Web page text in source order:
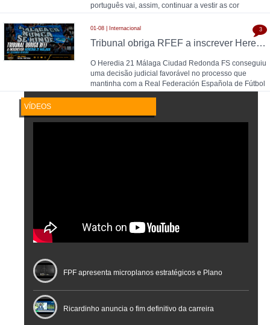
português vai, assim, continuar a vestir as cor
01-08 | Internacional
Tribunal obriga RFEF a inscrever Heredia 21 Málaga na Segunda Divisão
O Heredia 21 Málaga Ciudad Redonda FS conseguiu
uma decisão judicial favorável no processo que
mantinha com a Real Federación Española de Fútbol
3
VÍDEOS
FPF apresenta microplanos estratégicos e Plano
Nacional de Arbitragem
Ricardinho anuncia o fim definitivo da carreira